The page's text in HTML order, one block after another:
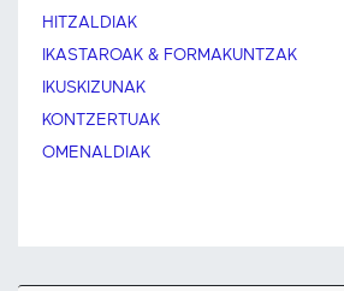
HITZALDIAK
IKASTAROAK & FORMAKUNTZAK
IKUSKIZUNAK
KONTZERTUAK
OMENALDIAK